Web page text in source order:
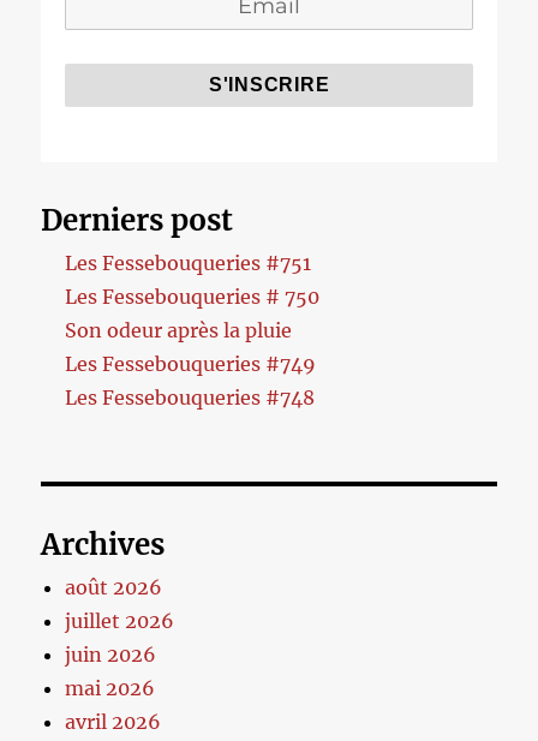
Derniers post
Les Fessebouqueries #751
Les Fessebouqueries # 750
Son odeur après la pluie
Les Fessebouqueries #749
Les Fessebouqueries #748
Archives
août 2026
juillet 2026
juin 2026
mai 2026
avril 2026